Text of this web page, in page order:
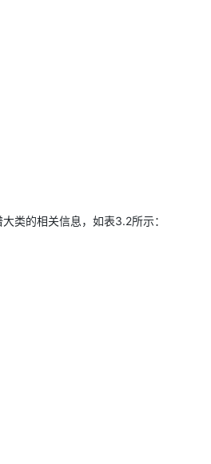
类的相关信息，如表3.2所示：